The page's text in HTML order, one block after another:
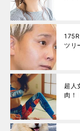
ツリ
超人
肉！